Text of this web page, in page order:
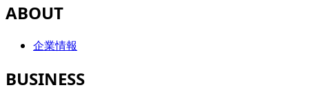
ABOUT
企業情報
BUSINESS